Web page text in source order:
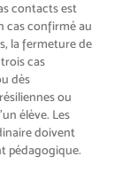
contacts est
cas confirmé au
la fermeture de
cas
dès
ou
élève. Les
doivent
pédagogique.